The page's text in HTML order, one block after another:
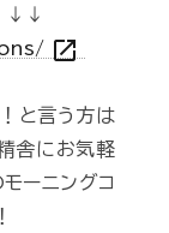
↓↓
open_in_new
と言う方は
舎にお気軽
ーニングコ